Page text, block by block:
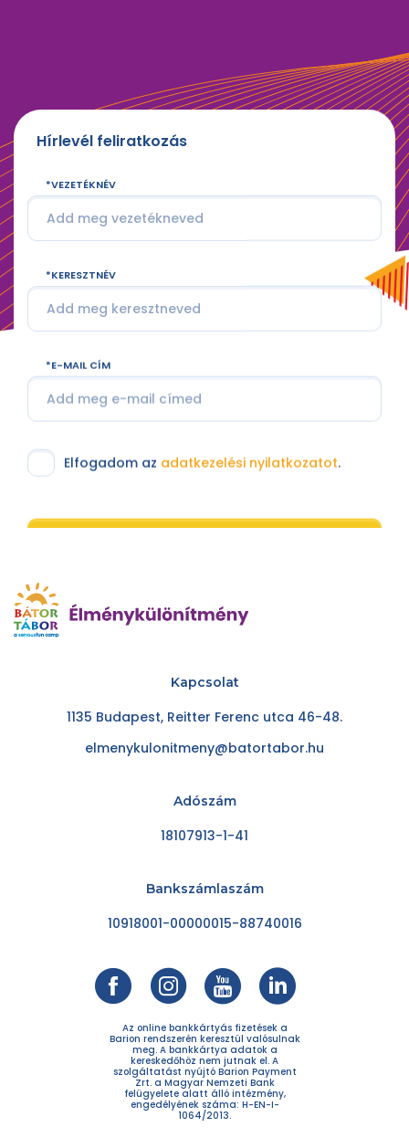
Hírlevél feliratkozás
VEZETÉKNÉV
KERESZTNÉV
E-MAIL CÍM
Elfogadom az adatkezelési nyilatkozatot.
Kapcsolat
1135 Budapest, Reitter Ferenc utca 46-48.
elmenykulonitmeny@batortabor.hu
Adószám
18107913-1-41
Bankszámlaszám
10918001-00000015-88740016
Az online bankkártyás fizetések a
Barion rendszerén keresztül valósulnak
meg. A bankkártya adatok a
kereskedőhöz nem jutnak el. A
szolgáltatást nyújtó Barion Payment
Zrt. a Magyar Nemzeti Bank
felügyelete alatt álló intézmény,
engedélyének száma: H-EN-I-
1064/2013.